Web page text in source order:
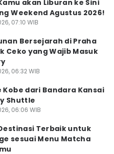
akan Liburan ke Sini
Weekend Agustus 2026!
07:10 WIB
Bersejarah di Praha
Ceko yang Wajib Masuk
06:32 WIB
Kobe dari Bandara Kansai
Shuttle
06:06 WIB
Terbaik untuk
sesuai Menu Matcha